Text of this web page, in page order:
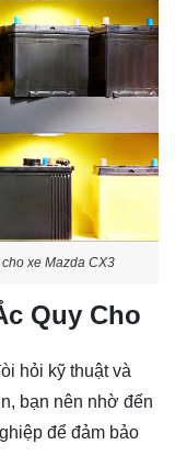
xe Mazda CX3
Quy Cho
hỏi kỹ thuật và
bạn nên nhờ đến
để đảm bảo